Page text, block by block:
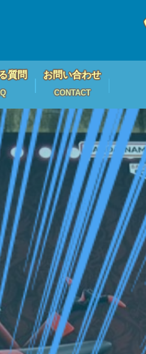
質問 お問い合わせ
CONTACT